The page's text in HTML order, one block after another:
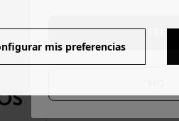
mis preferencias